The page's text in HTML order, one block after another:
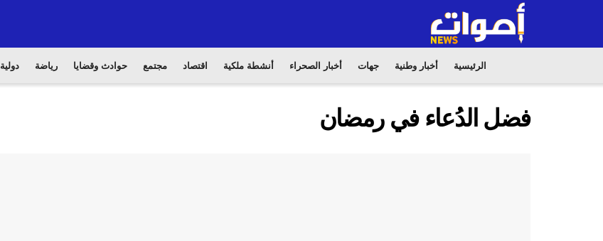
الرئيسية أخبار وطنية جهات أخبار الصحراء أنشطة ملكية اقتصاد مجتمع حوادث وقضايا رياضة دولية
فضل الدُعاء في رمضان